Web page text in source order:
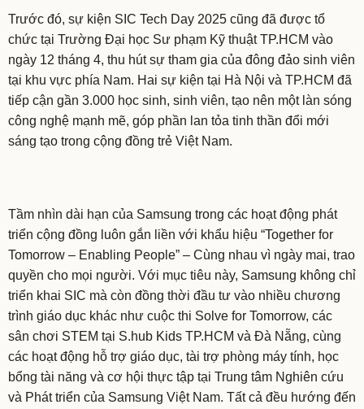
Trước đó, sự kiện SIC Tech Day 2025 cũng đã được tổ
chức tại Trường Đại học Sư phạm Kỹ thuật TP.HCM vào
ngày 12 tháng 4, thu hút sự tham gia của đông đảo sinh viên
tại khu vực phía Nam. Hai sự kiện tại Hà Nội và TP.HCM đã
tiếp cận gần 3.000 học sinh, sinh viên, tạo nên một làn sóng
công nghệ mạnh mẽ, góp phần lan tỏa tinh thần đổi mới
sáng tạo trong cộng đồng trẻ Việt Nam.
Tầm nhìn dài hạn của Samsung trong các hoạt động phát
triển cộng đồng luôn gắn liền với khẩu hiệu “Together for
Tomorrow – Enabling People” – Cùng nhau vì ngày mai, trao
quyền cho mọi người. Với mục tiêu này, Samsung không chỉ
triển khai SIC mà còn đồng thời đầu tư vào nhiều chương
trình giáo dục khác như cuộc thi Solve for Tomorrow, các
sân chơi STEM tại S.hub Kids TP.HCM và Đà Nẵng, cùng
các hoạt động hỗ trợ giáo dục, tài trợ phòng máy tính, học
bổng tài năng và cơ hội thực tập tại Trung tâm Nghiên cứu
và Phát triển của Samsung Việt Nam. Tất cả đều hướng đến